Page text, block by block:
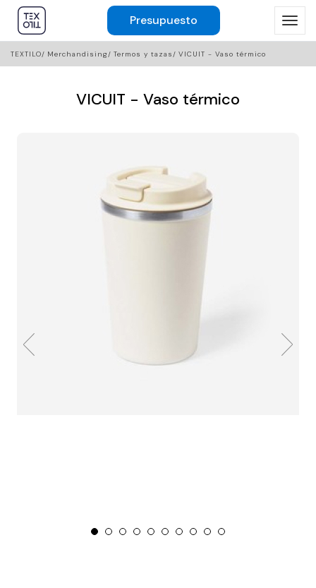
Presupuesto
TEXTILO Merchandising Termos y tazas VICUIT - Vaso térmico
VICUIT - Vaso térmico